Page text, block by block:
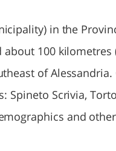
in the
100 kilometres
of Alessandria.
Spineto Scrivia,
and